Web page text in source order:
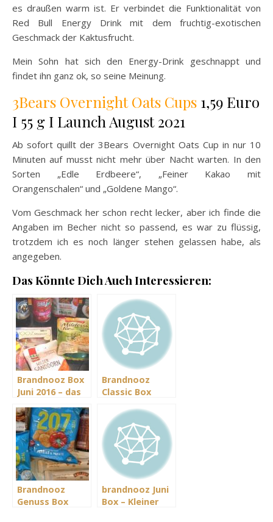
es draußen warm ist. Er verbindet die Funktionalität von
Red Bull Energy Drink mit dem fruchtig-exotischen
Geschmack der Kaktusfrucht.
Mein Sohn hat sich den Energy-Drink geschnappt und
findet ihn ganz ok, so seine Meinung.
3Bears Overnight Oats Cups 1,59 Euro
I 55 g I Launch August 2021
Ab sofort quillt der 3Bears Overnight Oats Cup in nur 10
Minuten auf musst nicht mehr über Nacht warten. In den
Sorten „Edle Erdbeere“, „Feiner Kakao mit
Orangenschalen“ und „Goldene Mango“.
Vom Geschmack her schon recht lecker, aber ich finde die
Angaben im Becher nicht so passend, es war zu flüssig,
trotzdem ich es noch länger stehen gelassen habe, als
angegeben.
Das Könnte Dich Auch Interessieren:
Brandnooz Box
Juni 2016 – das
ins Eckige
Brandnooz
Classic Box
Neues Jahr –
neue
Köstlichkeiten
Brandnooz
Genuss Box
brandnooz Juni
Box – Kleiner